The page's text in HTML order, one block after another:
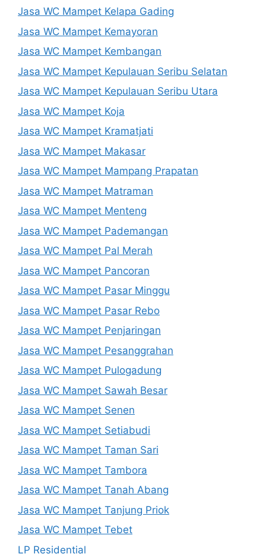
Jasa WC Mampet Kelapa Gading
Jasa WC Mampet Kemayoran
Jasa WC Mampet Kembangan
Jasa WC Mampet Kepulauan Seribu Selatan
Jasa WC Mampet Kepulauan Seribu Utara
Jasa WC Mampet Koja
Jasa WC Mampet Kramatjati
Jasa WC Mampet Makasar
Jasa WC Mampet Mampang Prapatan
Jasa WC Mampet Matraman
Jasa WC Mampet Menteng
Jasa WC Mampet Pademangan
Jasa WC Mampet Pal Merah
Jasa WC Mampet Pancoran
Jasa WC Mampet Pasar Minggu
Jasa WC Mampet Pasar Rebo
Jasa WC Mampet Penjaringan
Jasa WC Mampet Pesanggrahan
Jasa WC Mampet Pulogadung
Jasa WC Mampet Sawah Besar
Jasa WC Mampet Senen
Jasa WC Mampet Setiabudi
Jasa WC Mampet Taman Sari
Jasa WC Mampet Tambora
Jasa WC Mampet Tanah Abang
Jasa WC Mampet Tanjung Priok
Jasa WC Mampet Tebet
LP Residential